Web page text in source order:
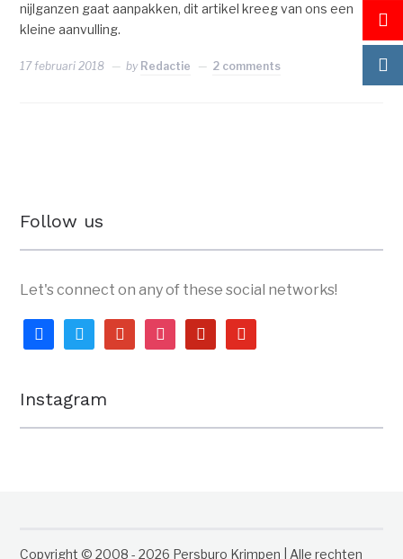
nijlganzen gaat aanpakken, dit artikel kreeg van ons een
kleine aanvulling.
17 februari 2018 by Redactie 2 comments
Follow us
Let's connect on any of these social networks!
facebooktwitter google instagrampinterestyoutube
Instagram
Copyright © 2008 - 2026 Persburo Krimpen | Alle rechten